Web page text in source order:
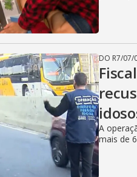
DO R7/07/
A
mais de